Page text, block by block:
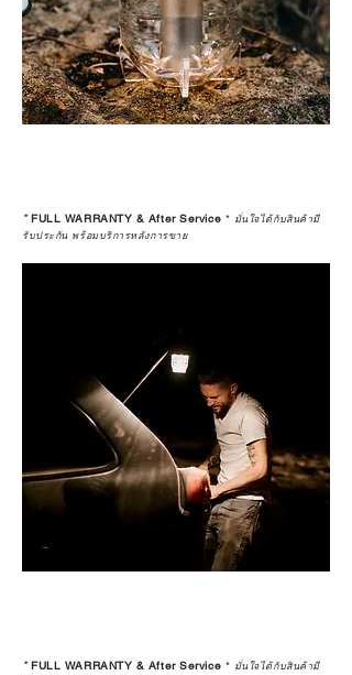
*FULL WARRANTY & After Service * มั่นใจได้กับสินค้ามี
รับประกัน พร้อมบริการหลังการขาย
*FULL WARRANTY & After Service * มั่นใจได้กับสินค้ามี